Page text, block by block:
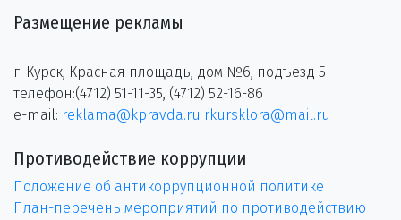
Размещение рекламы
г. Курск, Красная площадь, дом №6, подъезд 5
телефон:(4712) 51-11-35, (4712) 52-16-86
e-mail: reklama@kpravda.ru rkursklora@mail.ru
Противодействие коррупции
Положение об антикоррупционной политике
План-перечень мероприятий по противодействию